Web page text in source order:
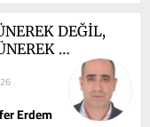
DEĞİL,
(ŞİDDET:
Olmanın En
Erdem